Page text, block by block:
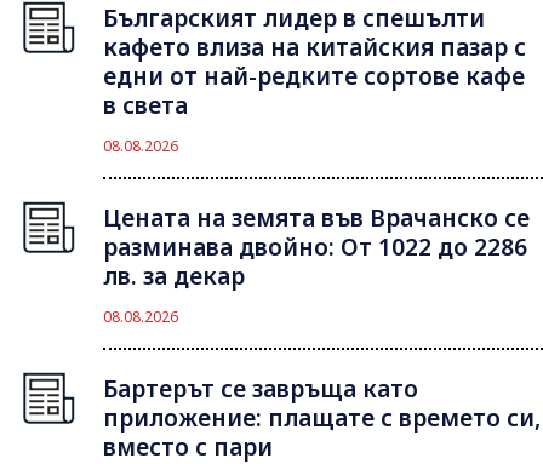
Българският лидер в спешълти
кафето влиза на китайския пазар с
едни от най-редките сортове кафе
в света
08.08.2026
Цената на земята във Врачанско се
разминава двойно: От 1022 до 2286
лв. за декар
08.08.2026
Бартерът се завръща като
приложение: плащате с времето си,
вместо с пари